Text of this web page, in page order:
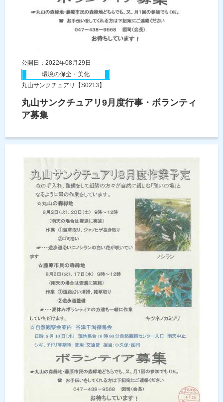
公開日：2022年08月29日
環境の保全・美化
丸山サンクチュアリ【S0213】
丸山サンクチュアリ9月度行事・ボランティ
ア募集